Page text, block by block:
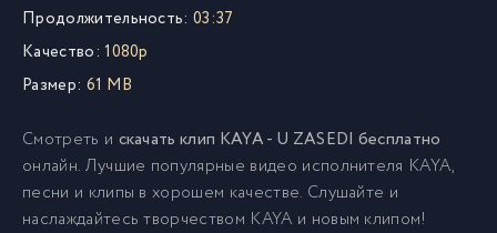
Продолжительность: 03:37
Качество: 1080p
Размер: 61 MB
Смотреть и скачать клип KAYA - U ZASEDI бесплатно
онлайн. Лучшие популярные видео исполнителя KAYA,
песни и клипы в хорошем качестве. Слушайте и
наслаждайтесь творчеством KAYA и новым клипом!